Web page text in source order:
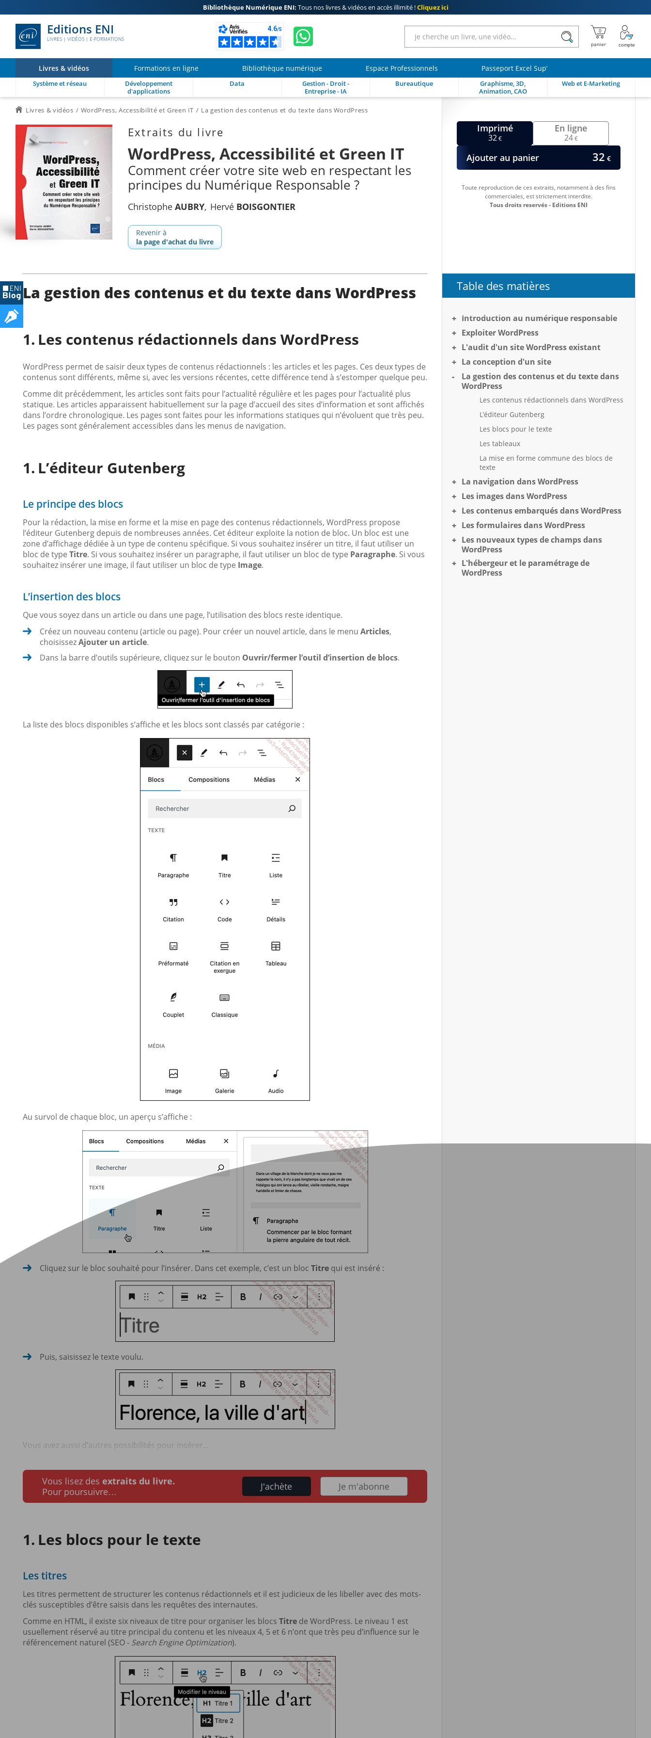
Bibliothèque Numérique ENI: Tous nos livres & vidéos en accès illimité !Cliquez ici
Editions ENI
LIVRES | VIDÉOS | E-FORMATIONS
Livres & vidéos Formations en ligne Bibliothèque numérique Espace Professionnels Passeport Excel Sup’
Système et réseau
Développement
d'applications
Data
Gestion - Droit -
Entreprise - IA
Bureautique
Graphisme, 3D,
Animation, CAO
Web et E-Marketing
Livres & vidéos WordPress, Accessibilité et Green IT La gestion des contenus et du texte dans WordPress
Extraits du livre
WordPress, Accessibilité et Green IT
Comment créer votre site web en respectant les
principes du Numérique Responsable ?
Christophe AUBRY Hervé BOISGONTIER
Revenir à
la page d'achat du livre
Imprimé
32€
En ligne
24€
Ajouter au panier 32 €
Toute reproduction de ces extraits, notamment à des fins
commerciales, est strictement interdite.
Tous droits reservés - Editions ENI
La gestion des contenus et du texte dans WordPress
Les contenus rédactionnels dans WordPress
WordPress permet de saisir deux types de contenus rédactionnels : les articles et les pages. Ces deux types de
contenus sont différents, même si, avec les versions récentes, cette différence tend à s’estomper quelque peu.
Comme dit précédemment, les articles sont faits pour l’actualité régulière et les pages pour l’actualité plus
statique. Les articles apparaissent habituellement sur la page d’accueil des sites d’information et sont affichés
dans l’ordre chronologique. Les pages sont faites pour les informations statiques qui n’évoluent que très peu.
Les pages sont généralement accessibles dans les menus de navigation.
L’éditeur Gutenberg
Le principe des blocs
Pour la rédaction, la mise en forme et la mise en page des contenus rédactionnels, WordPress propose
l’éditeur Gutenberg depuis de nombreuses années. Cet éditeur exploite la notion de bloc. Un bloc est une
zone d’affichage dédiée à un type de contenu spécifique. Si vous souhaitez insérer un titre, il faut utiliser un
bloc de type Titre. Si vous souhaitez insérer un paragraphe, il faut utiliser un bloc de type Paragraphe. Si vous
souhaitez insérer une image, il faut utiliser un bloc de type Image.
L’insertion des blocs
Que vous soyez dans un article ou dans une page, l’utilisation des blocs reste identique.
Créez un nouveau contenu (article ou page). Pour créer un nouvel article, dans le menu Articles,
choisissezAjouter un article.
Dans la barre d’outils supérieure, cliquez sur le bouton Ouvrir/fermer l’outil d’insertion de blocs.
La liste des blocs disponibles s’affiche et les blocs sont classés par catégorie :
Au survol de chaque bloc, un aperçu s’affiche :
Cliquez sur le bloc souhaité pour l’insérer. Dans cet exemple, c’est un bloc Titre qui est inséré :
Puis, saisissez le texte voulu.
Vous avez aussi d’autres possibilités pour insérer...
Vous lisez des extraits du livre.
Pour poursuivre…
J'achète Je m'abonne
Les blocs pour le texte
Les titres
Les titres permettent de structurer les contenus rédactionnels et il est judicieux de les libeller avec des mots-
clés susceptibles d’être saisis dans les requêtes des internautes.
Comme en HTML, il existe six niveaux de titre pour organiser les blocs Titre de WordPress. Le niveau 1 est
usuellement réservé au titre principal du contenu et les niveaux 4, 5 et 6 n’ont que très peu d’influence sur le
référencement naturel (SEO - Search Engine Optimization).
Table des matières
Introduction au numérique responsable
Exploiter WordPress
L'audit d'un site WordPress existant
La conception d'un site
La gestion des contenus et du texte dans
WordPress
Les contenus rédactionnels dans WordPress
L’éditeur Gutenberg
Les blocs pour le texte
Les tableaux
La mise en forme commune des blocs de
texte
La navigation dans WordPress
Les images dans WordPress
Les contenus embarqués dans WordPress
Les formulaires dans WordPress
Les nouveaux types de champs dans
WordPress
L'hébergeur et le paramétrage de
WordPress